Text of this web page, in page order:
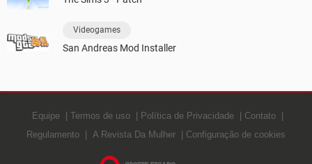
Videogames
San Andreas Mod Installer
Equipe Termos de uso Política de Privacidade
Contato
Regulamento
A Revista Da Mulher Configuração de cookies